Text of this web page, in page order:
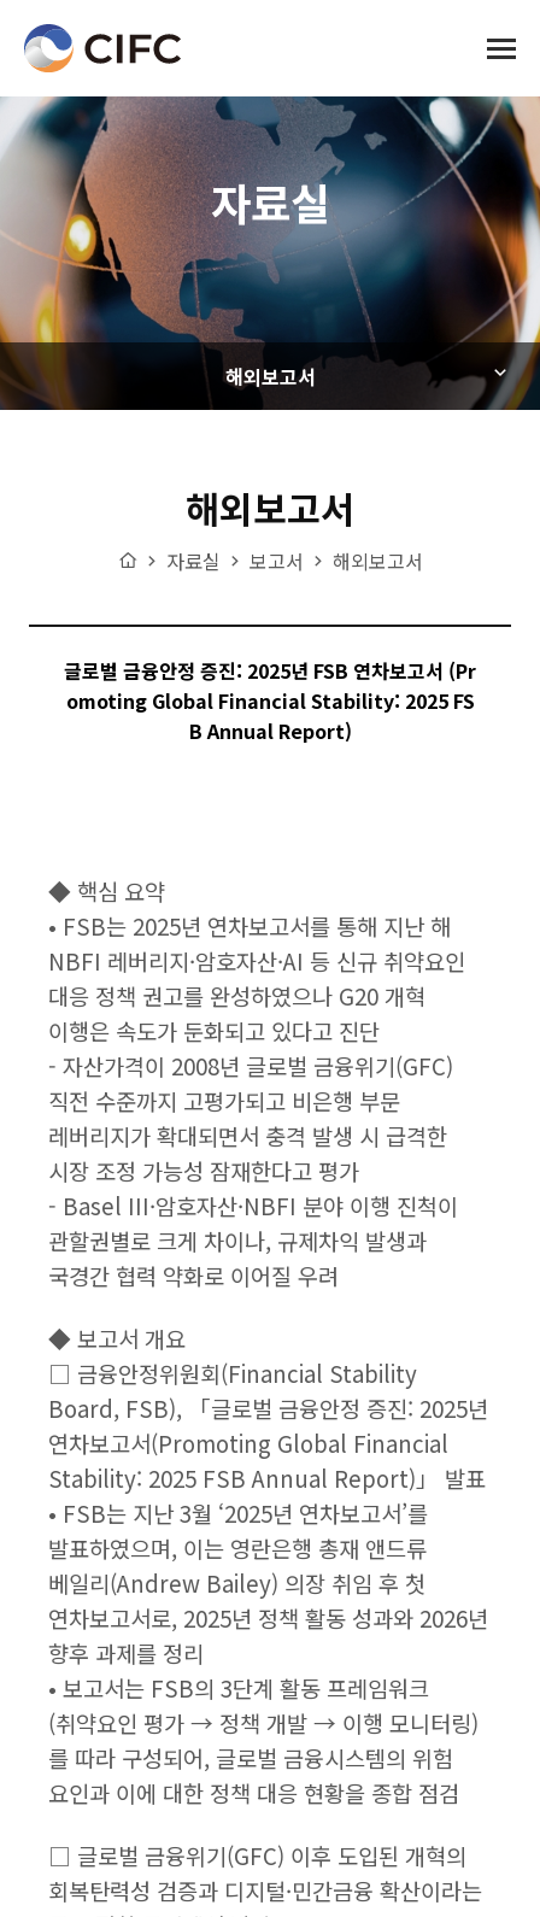
전체메
자료실
해외보고서
해외보고서
Home
자료실 보고서 해외보고서
글로벌 금융안정 증진: 2025년 FSB 연차보고서 (Pr
omoting Global Financial Stability: 2025 FS
B Annual Report)
◆ 핵심 요약
• FSB는 2025년 연차보고서를 통해 지난 해
NBFI 레버리지·암호자산·AI 등 신규 취약요인
대응 정책 권고를 완성하였으나 G20 개혁
이행은 속도가 둔화되고 있다고 진단
- 자산가격이 2008년 글로벌 금융위기(GFC)
직전 수준까지 고평가되고 비은행 부문
레버리지가 확대되면서 충격 발생 시 급격한
시장 조정 가능성 잠재한다고 평가
- Basel III·암호자산·NBFI 분야 이행 진척이
관할권별로 크게 차이나, 규제차익 발생과
국경간 협력 약화로 이어질 우려
◆ 보고서 개요
□ 금융안정위원회(Financial Stability
Board, FSB), 「글로벌 금융안정 증진: 2025년
연차보고서(Promoting Global Financial
Stability: 2025 FSB Annual Report)」 발표
• FSB는 지난 3월 ‘2025년 연차보고서’를
발표하였으며, 이는 영란은행 총재 앤드류
베일리(Andrew Bailey) 의장 취임 후 첫
연차보고서로, 2025년 정책 활동 성과와 2026년
향후 과제를 정리
• 보고서는 FSB의 3단계 활동 프레임워크
(취약요인 평가 → 정책 개발 → 이행 모니터링)
를 따라 구성되어, 글로벌 금융시스템의 위험
요인과 이에 대한 정책 대응 현황을 종합 점검
□ 글로벌 금융위기(GFC) 이후 도입된 개혁의
회복탄력성 검증과 디지털·민간금융 확산이라는